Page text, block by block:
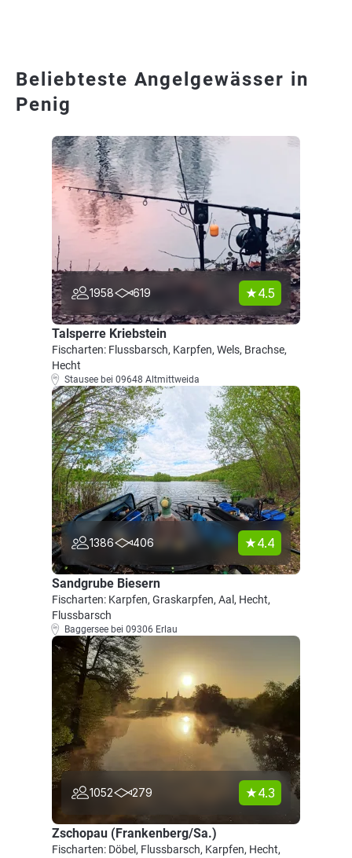
Beliebteste Angelgewässer in
Penig
1958 619 4.5
Talsperre Kriebstein
Fischarten: Flussbarsch, Karpfen, Wels, Brachse,
Hecht
Stausee bei 09648 Altmittweida
1386 406 4.4
Sandgrube Biesern
Fischarten: Karpfen, Graskarpfen, Aal, Hecht,
Flussbarsch
Baggersee bei 09306 Erlau
1052 279 4.3
Zschopau (Frankenberg/Sa.)
Fischarten: Döbel, Flussbarsch, Karpfen, Hecht,